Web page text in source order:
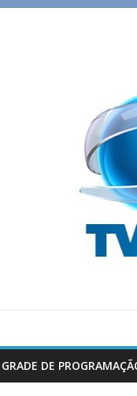
GRADE DE